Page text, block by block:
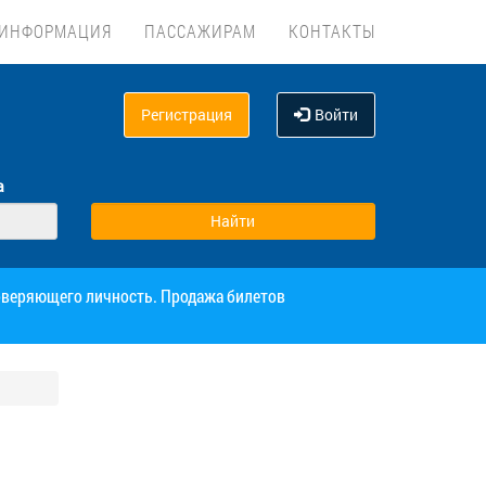
ПАССАЖИРАМ КОНТАКТЫ
Регистрация Войти
личность. Продажа билетов